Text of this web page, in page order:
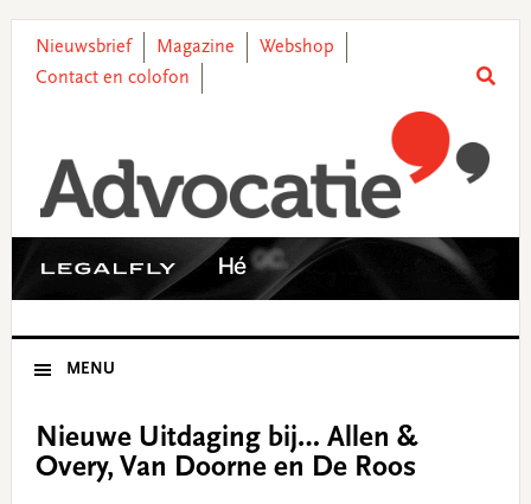
primary
main
primary
footer
Nieuwsbrief Magazine
Webshop
Contact en colofon
MENU
Nieuwe Uitdaging bij… Allen &
Overy, Van Doorne en De Roos